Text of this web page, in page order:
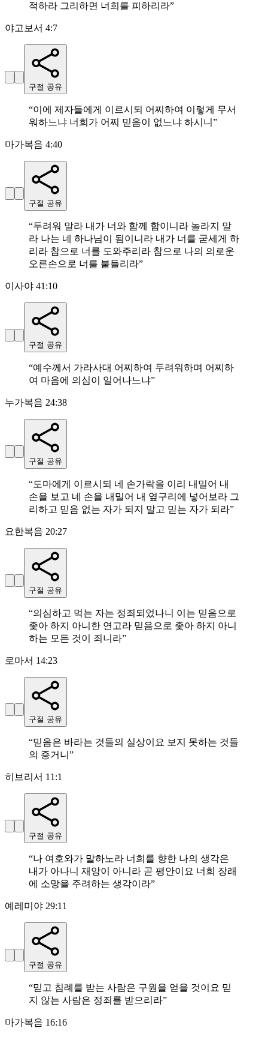
적하라 그리하면 너희를 피하리라”
야고보서 4:7
구절 공유
“이에 제자들에게 이르시되 어찌하여 이렇게 무서
워하느냐 너희가 어찌 믿음이 없느냐 하시니 ”
마가복음 4:40
구절 공유
“두려워 말라 내가 너와 함께 함이니라 놀라지 말
라 나는 네 하나님이 됨이니라 내가 너를 굳세게 하
리라 참으로 너를 도와주리라 참으로 나의 의로운
오른손으로 너를 붙들리라”
이사야 41:10
구절 공유
“예수께서 가라사대 어찌하여 두려워하며 어찌하
여 마음에 의심이 일어나느냐”
누가복음 24:38
구절 공유
“도마에게 이르시되 네 손가락을 이리 내밀어 내
손을 보고 네 손을 내밀어 내 옆구리에 넣어보라 그
리하고 믿음 없는 자가 되지 말고 믿는 자가 되라”
요한복음 20:27
구절 공유
“의심하고 먹는 자는 정죄되었나니 이는 믿음으로
좇아 하지 아니한 연고라 믿음으로 좇아 하지 아니
하는 모든 것이 죄니라”
로마서 14:23
구절 공유
“믿음은 바라는 것들의 실상이요 보지 못하는 것들
의 증거니 ”
히브리서 11:1
구절 공유
“나 여호와가 말하노라 너희를 향한 나의 생각은
내가 아나니 재앙이 아니라 곧 평안이요 너희 장래
에 소망을 주려하는 생각이라”
예레미야 29:11
구절 공유
“믿고 침례를 받는 사람은 구원을 얻을 것이요 믿
지 않는 사람은 정죄를 받으리라”
마가복음 16:16